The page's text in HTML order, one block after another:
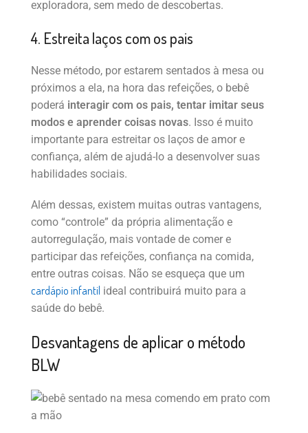
exploradora, sem medo de descobertas.
4. Estreita laços com os pais
Nesse método, por estarem sentados à mesa ou
próximos a ela, na hora das refeições, o bebê
poderá interagir com os pais, tentar imitar seus
modos e aprender coisas novas. Isso é muito
importante para estreitar os laços de amor e
confiança, além de ajudá-lo a desenvolver suas
habilidades sociais.
Além dessas, existem muitas outras vantagens,
como “controle” da própria alimentação e
autorregulação, mais vontade de comer e
participar das refeições, confiança na comida,
entre outras coisas. Não se esqueça que um
cardápio infantil ideal contribuirá muito para a
saúde do bebê.
Desvantagens de aplicar o método
BLW